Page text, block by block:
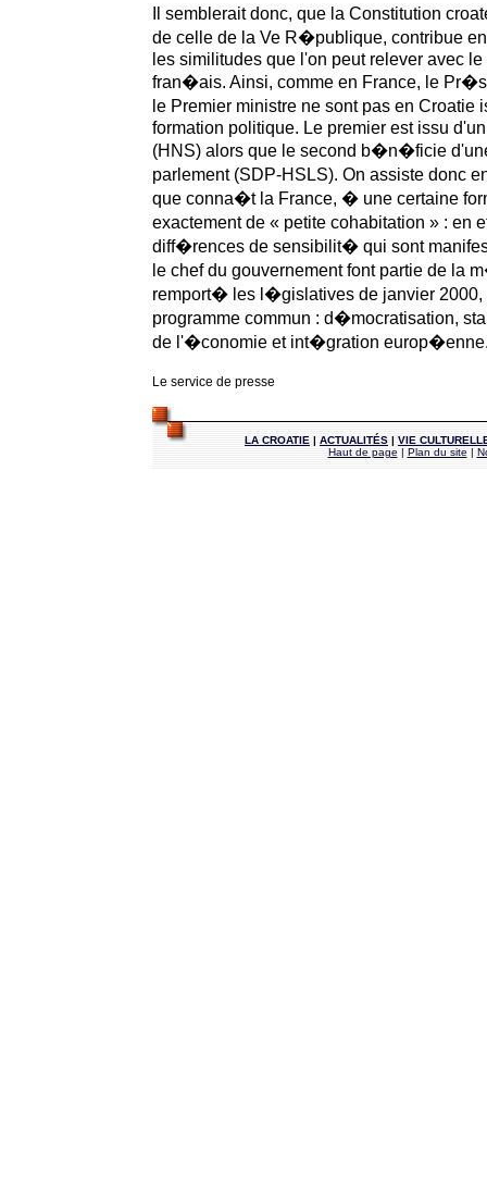
Il semblerait donc, que la Constitution
de celle de la Ve R�publique, contribue
les similitudes que l'on peut relever avec
fran�ais. Ainsi, comme en France, le
le Premier ministre ne sont pas en Croatie
formation politique. Le premier est issu
(HNS) alors que le second b�n�ficie
parlement (SDP-HSLS). On assiste donc
que conna�t la France, � une certaine
exactement de « petite cohabitation » : en
diff�rences de sensibilit� qui sont
le chef du gouvernement font partie de la
remport� les l�gislatives de janvier 2000,
programme commun : d�mocratisation,
de l'�conomie et int�gration
Le service de presse
LA CROATIE | ACTUALITÉS | VIE
Haut de page| Plan du site|